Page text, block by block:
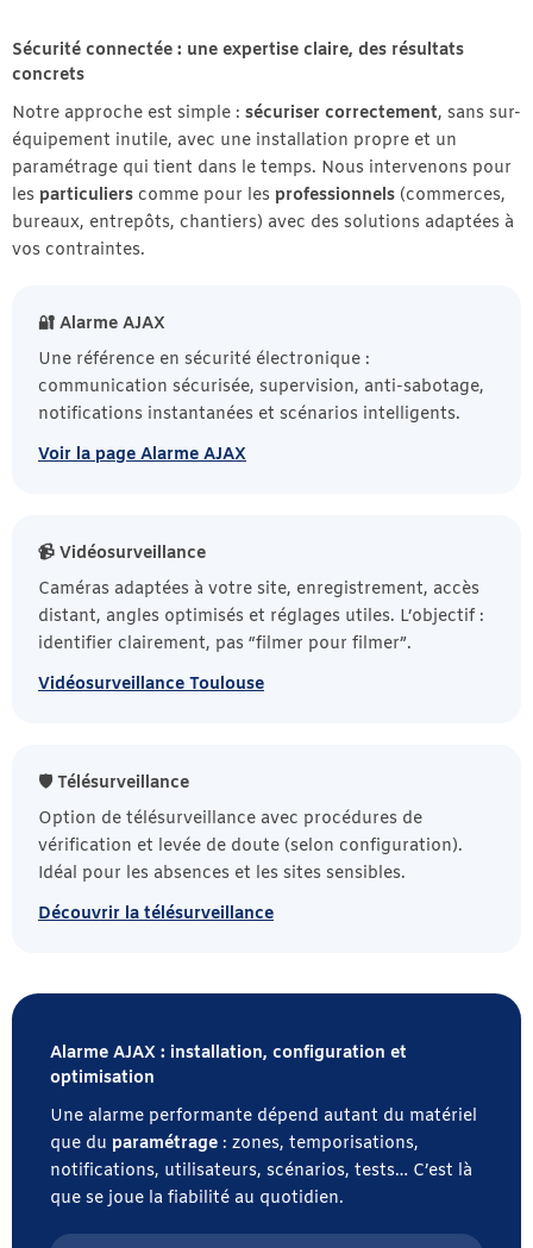
Sécurité connectée : une expertise claire, des résultats
concrets
Notre approche est simple : sécuriser correctement, sans sur-
équipement inutile, avec une installation propre et un
paramétrage qui tient dans le temps. Nous intervenons pour
les particuliers comme pour les professionnels (commerces,
bureaux, entrepôts, chantiers) avec des solutions adaptées à
vos contraintes.
🔐 Alarme AJAX
Une référence en sécurité électronique :
communication sécurisée, supervision, anti-sabotage,
notifications instantanées et scénarios intelligents.
Voir la page Alarme AJAX
📹 Vidéosurveillance
Caméras adaptées à votre site, enregistrement, accès
distant, angles optimisés et réglages utiles. L’objectif :
identifier clairement, pas “filmer pour filmer”.
Vidéosurveillance Toulouse
🛡️ Télésurveillance
Option de télésurveillance avec procédures de
vérification et levée de doute (selon configuration).
Idéal pour les absences et les sites sensibles.
Découvrir la télésurveillance
Alarme AJAX : installation, configuration et
optimisation
Une alarme performante dépend autant du matériel
que du paramétrage : zones, temporisations,
notifications, utilisateurs, scénarios, tests… C’est là
que se joue la fiabilité au quotidien.